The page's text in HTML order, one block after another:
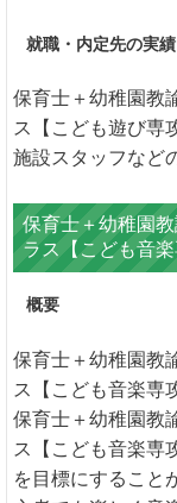
就職・内定先の実績
保育士＋幼稚園教
ス【こども遊び専
施設スタッフなど
保育士＋幼稚園
ラス【こども音
概要
保育士＋幼稚園教
ス【こども音楽専
保育士＋幼稚園教
ス【こども音楽専
を目標にすること